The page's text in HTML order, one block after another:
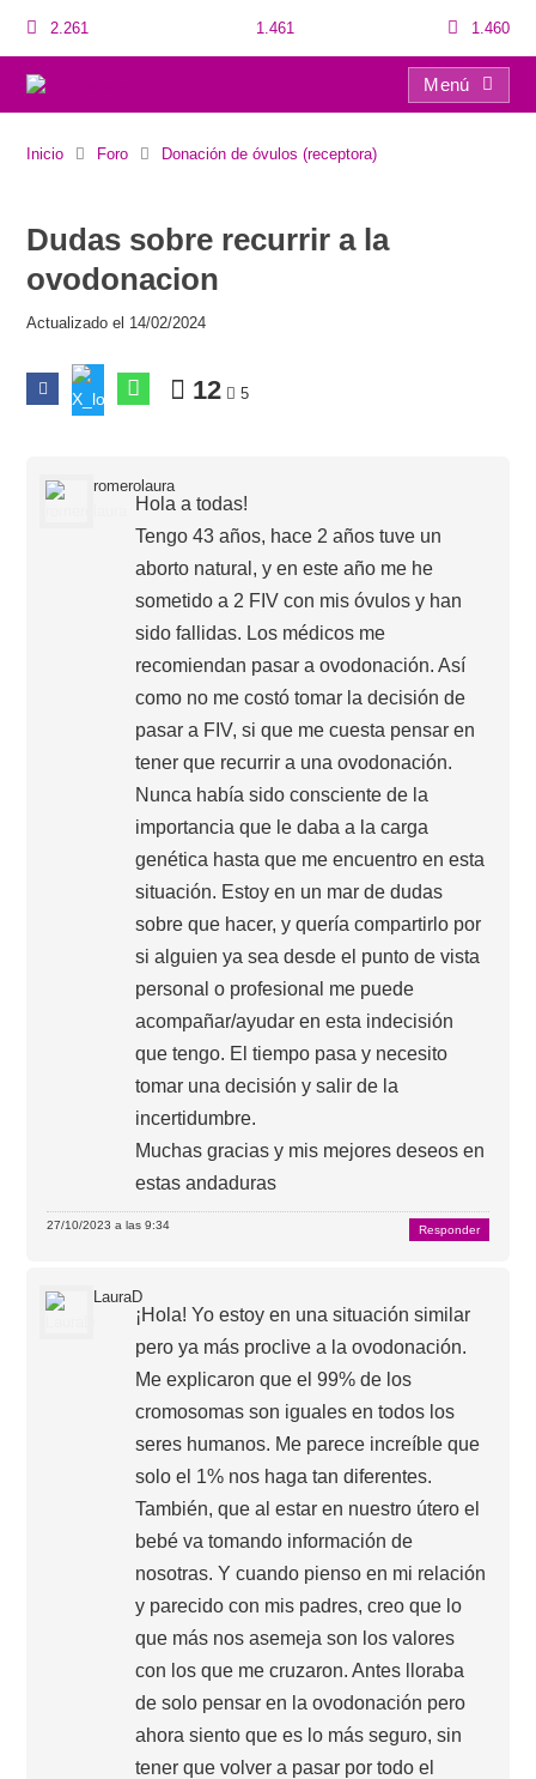
2.261 1.461 1.460
Menú
Inicio Foro Donación de óvulos (receptora)
Dudas sobre recurrir a la
ovodonacion
Actualizado el 14/02/2024
12 5
romerolaura
Hola a todas!
Tengo 43 años, hace 2 años tuve un
aborto natural, y en este año me he
sometido a 2 FIV con mis óvulos y han
sido fallidas. Los médicos me
recomiendan pasar a ovodonación. Así
como no me costó tomar la decisión de
pasar a FIV, si que me cuesta pensar en
tener que recurrir a una ovodonación.
Nunca había sido consciente de la
importancia que le daba a la carga
genética hasta que me encuentro en esta
situación. Estoy en un mar de dudas
sobre que hacer, y quería compartirlo por
si alguien ya sea desde el punto de vista
personal o profesional me puede
acompañar/ayudar en esta indecisión
que tengo. El tiempo pasa y necesito
tomar una decisión y salir de la
incertidumbre.
Muchas gracias y mis mejores deseos en
estas andaduras
27/10/2023 a las 9:34 Responder
LauraD
¡Hola! Yo estoy en una situación similar
pero ya más proclive a la ovodonación.
Me explicaron que el 99% de los
cromosomas son iguales en todos los
seres humanos. Me parece increíble que
solo el 1% nos haga tan diferentes.
También, que al estar en nuestro útero el
bebé va tomando información de
nosotras. Y cuando pienso en mi relación
y parecido con mis padres, creo que lo
que más nos asemeja son los valores
con los que me cruzaron. Antes lloraba
de solo pensar en la ovodonación pero
ahora siento que es lo más seguro, sin
tener que volver a pasar por todo el